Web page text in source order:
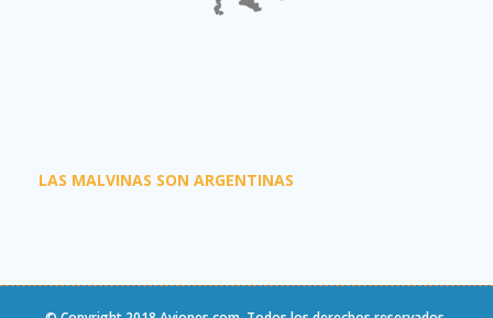
LAS MALVINAS SON ARGENTINAS